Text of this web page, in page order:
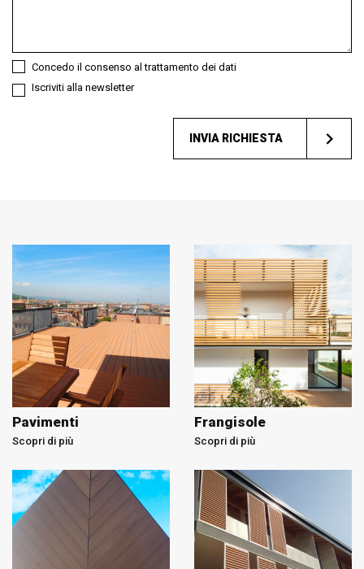
Concedo il consenso al trattamento dei dati
Iscriviti alla newsletter
INVIA RICHIESTA
Pavimenti
Scopri di più
Frangisole
Scopri di più